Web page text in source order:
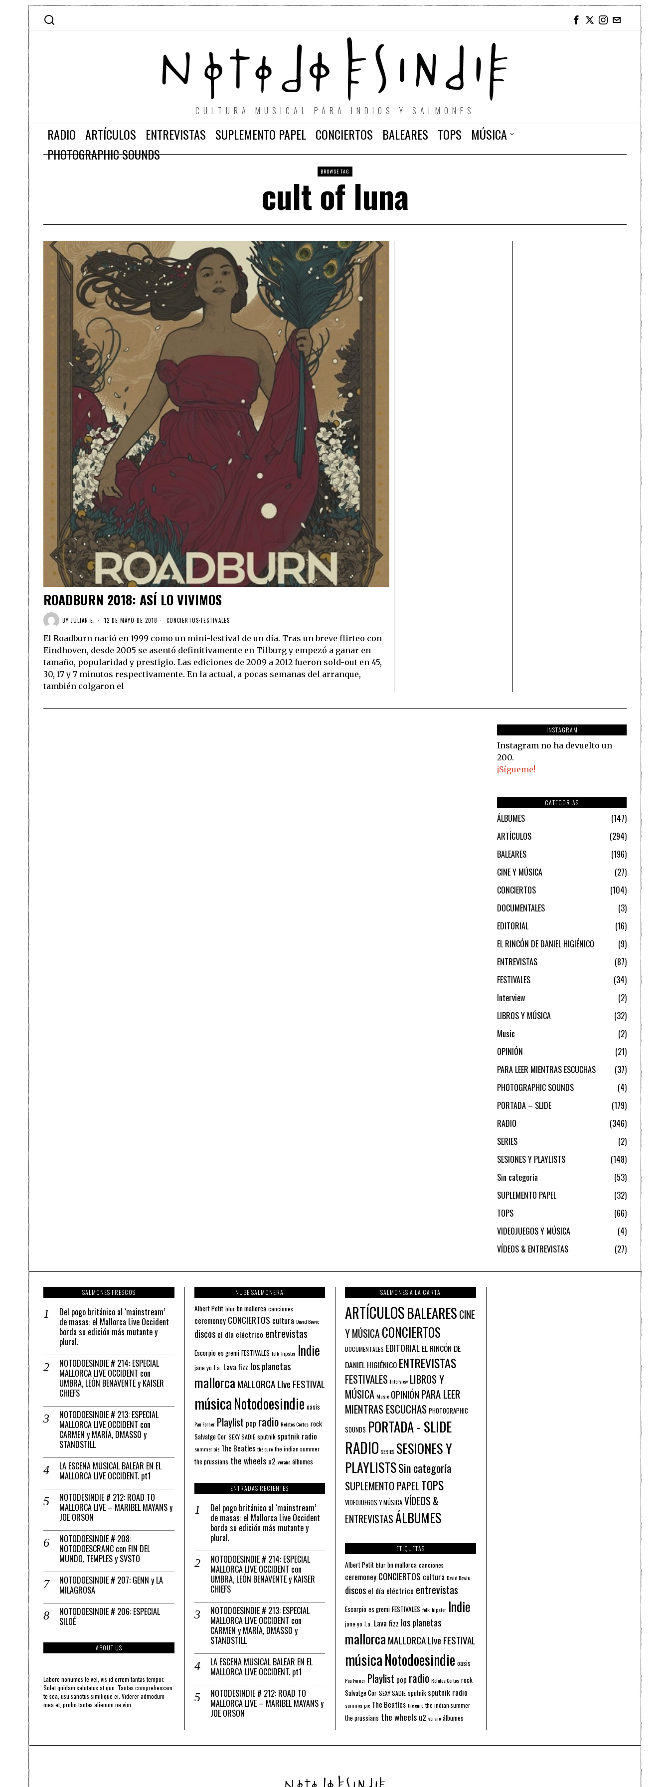
CULTURA MUSICAL PARA INDIOS Y SALMONES
RADIO ARTÍCULOS ENTREVISTAS SUPLEMENTO PAPEL CONCIERTOS BALEARES TOPS
MÚSICA
PHOTOGRAPHIC SOUNDS
BROWSE TAG
cult of luna
ROADBURN 2018: ASÍ LO VIVIMOS
BY JULIAN E. 12 DE MAYO DE 2018 CONCIERTOS·FESTIVALES
El Roadburn nació en 1999 como un mini-festival de un día. Tras un breve flirteo con
Eindhoven, desde 2005 se asentó definitivamente en Tilburg y empezó a ganar en
tamaño, popularidad y prestigio. Las ediciones de 2009 a 2012 fueron sold-out en 45,
30, 17 y 7 minutos respectivamente. En la actual, a pocas semanas del arranque,
también colgaron el
INSTAGRAM
Instagram no ha devuelto un
200.
¡Sígueme!
CATEGORIAS
ÁLBUMES
147
ARTÍCULOS
294
BALEARES
196
CINE Y MÚSICA
27
CONCIERTOS
104
DOCUMENTALES
3
EDITORIAL
16
EL RINCÓN DE DANIEL HIGIÉNICO
9
ENTREVISTAS
87
FESTIVALES
34
Interview
2
LIBROS Y MÚSICA
32
Music
2
OPINIÓN
21
PARA LEER MIENTRAS ESCUCHAS
37
PHOTOGRAPHIC SOUNDS
4
PORTADA – SLIDE
179
RADIO
346
SERIES
2
SESIONES Y PLAYLISTS
148
Sin categoría
53
SUPLEMENTO PAPEL
32
TOPS
66
VIDEOJUEGOS Y MÚSICA
4
VÍDEOS & ENTREVISTAS
27
SALMONES FRESCOS
Del pogo británico al ‘mainstream’
de masas: el Mallorca Live Occident
borda su edición más mutante y
plural.
NOTODOESINDIE # 214: ESPECIAL
MALLORCA LIVE OCCIDENT con
UMBRA, LEÓN BENAVENTE y KAISER
CHIEFS
NOTODOESINDIE # 213: ESPECIAL
MALLORCA LIVE OCCIDENT con
CARMEN y MARÍA, DMASSO y
STANDSTILL
LA ESCENA MUSICAL BALEAR EN EL
MALLORCA LIVE OCCIDENT. pt1
NOTODESINDIE # 212: ROAD TO
MALLORCA LIVE – MARIBEL MAYANS y
JOE ORSON
NOTODOESINDIE # 208:
NOTODOESCRANC con FIN DEL
MUNDO, TEMPLES y SVSTO
NOTODOESINDIE # 207: GENN y LA
MILAGROSA
NOTODOESINDIE # 206: ESPECIAL
SILOÉ
ABOUT US
Labore nonumes te vel, vis id errem tantas tempor.
Solet quidam salutatus at quo. Tantas comprehensam
te sea, usu sanctus similique ei. Viderer admodum
mea et, probo tantas alienum ne vim.
NUBE SALMONERA
Albert Petit blur bn mallorca canciones
ceremoney CONCIERTOS cultura David Bowie
discos el día eléctrico entrevistas
Escorpio es gremi FESTIVALES folk hipster Indie
jane yo l.a. Lava fizz los planetas
mallorca MALLORCA LIve FESTIVAL
músicaNotodoesindie oasis
Pau Forner Playlist pop radio Relatos Cortos rock
Salvatge Cor SEXY SADIE sputnik sputnik radio
summer pie The Beatles the cure the indian summer
the prussians the wheels u2 verano álbumes
ENTRADAS RECIENTES
Del pogo británico al ‘mainstream’
de masas: el Mallorca Live Occident
borda su edición más mutante y
plural.
NOTODOESINDIE # 214: ESPECIAL
MALLORCA LIVE OCCIDENT con
UMBRA, LEÓN BENAVENTE y KAISER
CHIEFS
NOTODOESINDIE # 213: ESPECIAL
MALLORCA LIVE OCCIDENT con
CARMEN y MARÍA, DMASSO y
STANDSTILL
LA ESCENA MUSICAL BALEAR EN EL
MALLORCA LIVE OCCIDENT. pt1
NOTODESINDIE # 212: ROAD TO
MALLORCA LIVE – MARIBEL MAYANS y
JOE ORSON
SALMONES A LA CARTA
ARTÍCULOSBALEARES CINE
Y MÚSICA CONCIERTOS
DOCUMENTALES EDITORIAL EL RINCÓN DE
DANIEL HIGIÉNICO ENTREVISTAS
FESTIVALES Interview LIBROS Y
MÚSICA Music OPINIÓN PARA LEER
MIENTRAS ESCUCHAS PHOTOGRAPHIC
SOUNDS PORTADA - SLIDE
RADIO SERIES SESIONES Y
PLAYLISTSSin categoría
SUPLEMENTO PAPELTOPS
VIDEOJUEGOS Y MÚSICA VÍDEOS &
ENTREVISTASÁLBUMES
ETIQUETAS
Albert Petit blur bn mallorca canciones
ceremoney CONCIERTOS cultura David Bowie
discos el día eléctrico entrevistas
Escorpio es gremi FESTIVALES folk hipster Indie
jane yo l.a. Lava fizz los planetas
mallorca MALLORCA LIve FESTIVAL
músicaNotodoesindie oasis
Pau Forner Playlist pop radio Relatos Cortos rock
Salvatge Cor SEXY SADIE sputnik sputnik radio
summer pie The Beatles the cure the indian summer
the prussians the wheels u2 verano álbumes